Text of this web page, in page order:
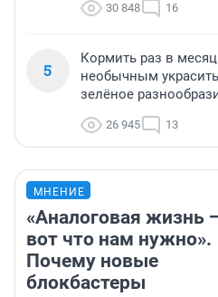
30 848 16
5
Кормить раз в
необычным
зелёное
26 945 13
МНЕНИЕ
«Аналоговая жизнь
вот что нам нужно».
Почему новые
блокбастеры